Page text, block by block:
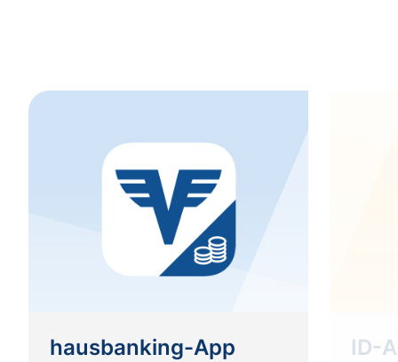
hausbanking-App ID-